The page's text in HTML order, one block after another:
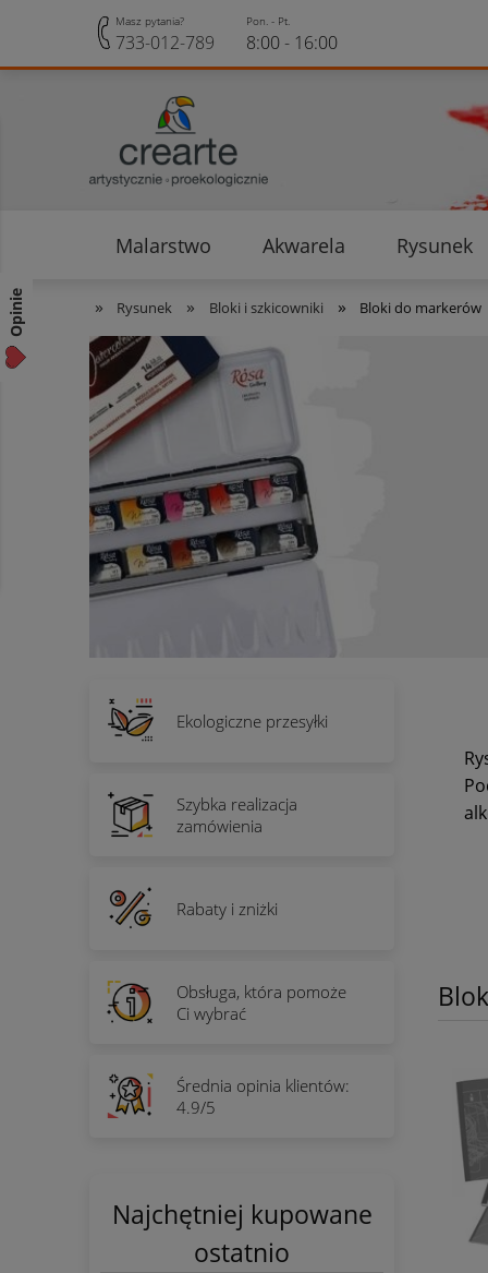
Malarstwo Akwarela
Rysunek
» Rysunek » Bloki i szkicowniki » Bloki do markerów
Ekologiczne przesyłki
Szybka realizacja
zamówienia
Rabaty i zniżki
Obsługa, która pomoże
Ci wybrać
Średnia opinia klientów:
4.9/5
Najchętniej kupowane
ostatnio
Masz pytania?
733-012-789
Pon. - Pt.
8:00 - 16:00
Opinie